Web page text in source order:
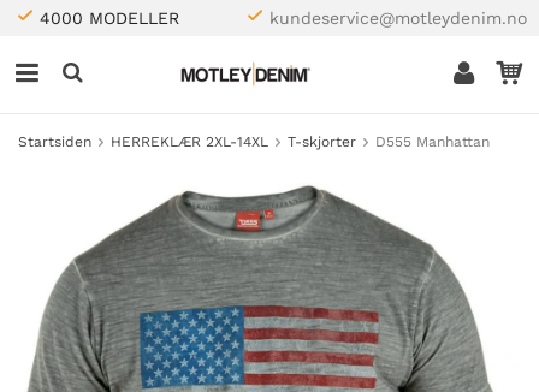
4000 MODELLER kundeservice@motleydenim.no
Startsiden HERREKLÆR 2XL-14XL T-skjorter D555 Manhattan